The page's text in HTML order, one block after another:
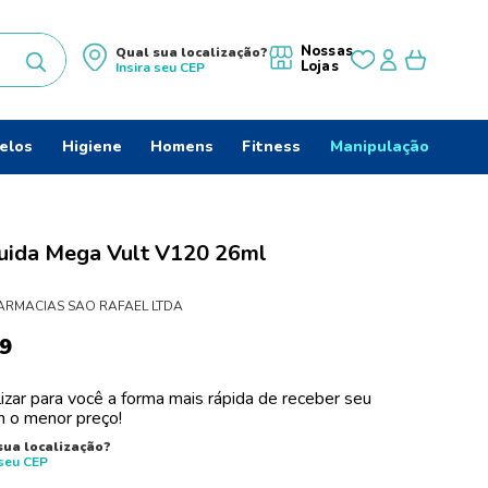
Qual sua localização?
Insira seu CEP
Nossas
Lojas
Higiene Homens Fitness Manipulação
Mega Vult V120 26ml
SAO RAFAEL LTDA
para você a forma mais rápida de receber seu
o menor preço!
localização?
CEP